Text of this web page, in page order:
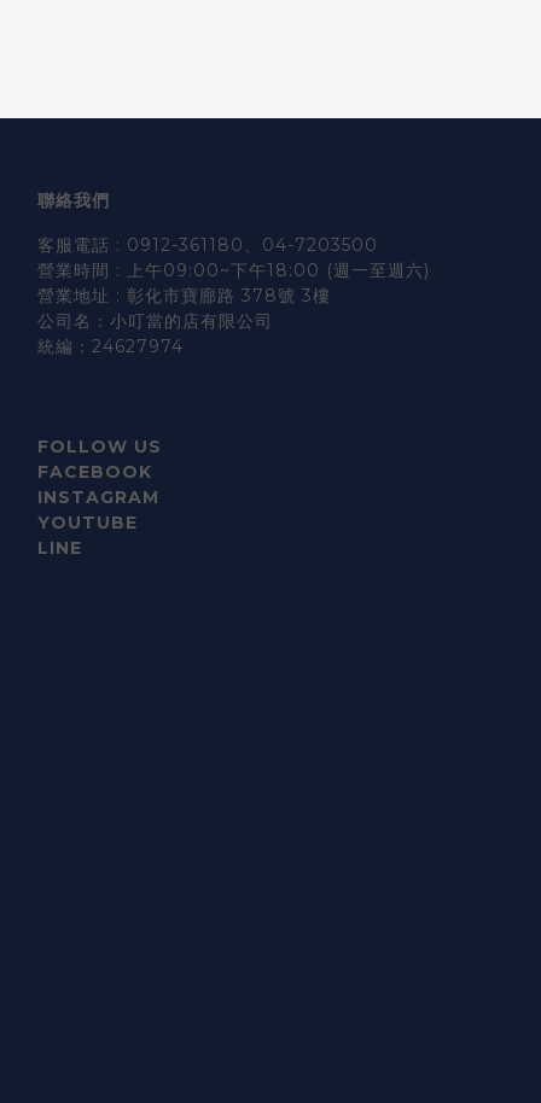
聯絡我們
客服電話 : 0912-361180、04-7203500
營業時間 : 上午09:00~下午18:00 (週一至週六)
營業地址 : 彰化市寶廍路 378號 3樓
公司名：小叮當的店有限公司
統編：24627974
FOLLOW US
FACEBOOK
INSTAGRAM
YOUTUBE
LINE